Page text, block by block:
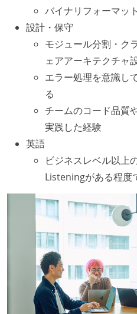
バイナリフォーマッ
設計・保守
モジュール分割・ク
ェアアーキテクチャ
エラー処理を意識し
る
チームのコード品質
実践した経験
英語
ビジネスレベル以上
Listeningがある程度